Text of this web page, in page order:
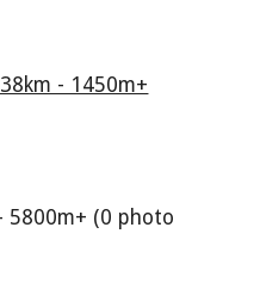
- 1450m+
5800m+ (0 photo